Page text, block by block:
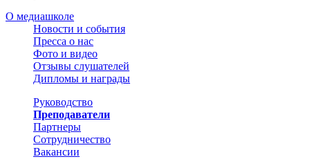
О медиашколе
Новости и события
Пресса о нас
Фото и видео
Отзывы слушателей
Дипломы и награды
Руководство
Преподаватели
Партнеры
Сотрудничество
Вакансии